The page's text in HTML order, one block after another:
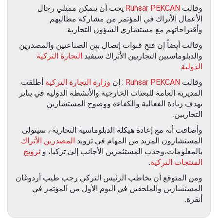
وقالت Ruhsar PEKCAN يجب أن يتمكن ممثلي رجال
الأعمال الأتراك في المؤتمر من مشاركة مطالبهم
وأقتراحاتهم مع مستشاري الشؤون التجارية.
وقالت أيضاً إن فتح قنوات إتصال بين الصناعيين والمصدرين
والدبلوماسيين التجاريين الأتراك سيفيد التجارة التركية
الدولية.
وقالت Ruhsar PEKCAN : إن وزارة التجارة التركية أطلقت
المديرية العامة للبعثات الخارجية والأنشطة الدولية في يناير
بهدف زيادة الفعالية والكفاءة ووضوح المستشارين
التجاريين.
وأضافت أنه مع إعادة هيكلة الدبلوماسية التجارية ، سيتولى
المستشارون المزيد من المهام في تزويد المصدرين الأتراك
بالمعلومات،وجذب المستثمرين الأجانب إلى تركيا، و ترويج
المنتجات التركية.
ومن المتوقع أن يخاطب الرئيس التركي رجب طيب أردوغان
المستشارين والملحقين في اليوم الأول من المؤتمر في
أنقرة.